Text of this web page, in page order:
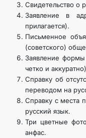
Свидетельство о
Заявление в
прилагается).
Письменное
(советского)
Заявление
четко и
Справку об
переводом на
Справку с места
русский язык.
Три цветные
анфас.